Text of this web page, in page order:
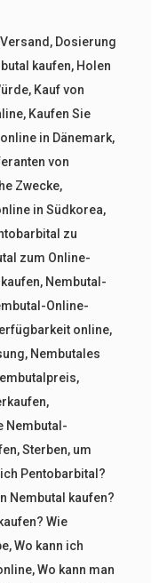
, Dosierung
kaufen, Holen
, Kauf von
, Kaufen Sie
in Dänemark,
von
Zwecke,
in Südkorea,
zu
zum Online-
, Nembutal-
Online-
online,
, Nembutales
,
,
Nembutal-
,Sterben, um
Pentobarbital?
Nembutal kaufen?
Wie
,Wo kann ich
,Wo kann man